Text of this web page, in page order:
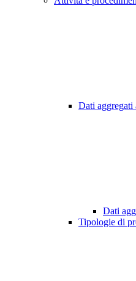
Dati aggregati
Dati
Tipologie di